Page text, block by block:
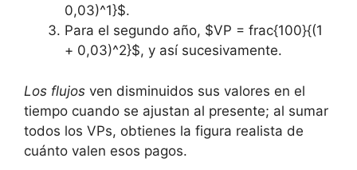
0,03)^1}$.
Para el segundo año,⁢ $VP = ‍frac{100}{(1
+ 0,03)^2}$, ⁤y así sucesivamente.
Los flujos ven ‌disminuidos sus valores en⁤ el
⁤tiempo⁢ cuando se ajustan ‍al⁣ presente;‌ al sumar
todos los VPs, obtienes la figura realista de​
cuánto valen esos pagos.